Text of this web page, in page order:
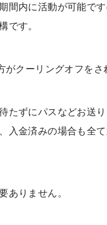
間内に活動が可能で
です。
クーリングオフをさ
たずにパスなどお送
入金済みの場合も全
ありません。